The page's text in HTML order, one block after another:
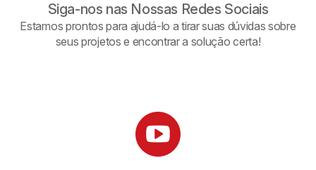
Siga-nos nas Nossas Redes Sociais
Estamos prontos para ajudá-lo a tirar suas dúvidas sobre
seus projetos e encontrar a solução certa!